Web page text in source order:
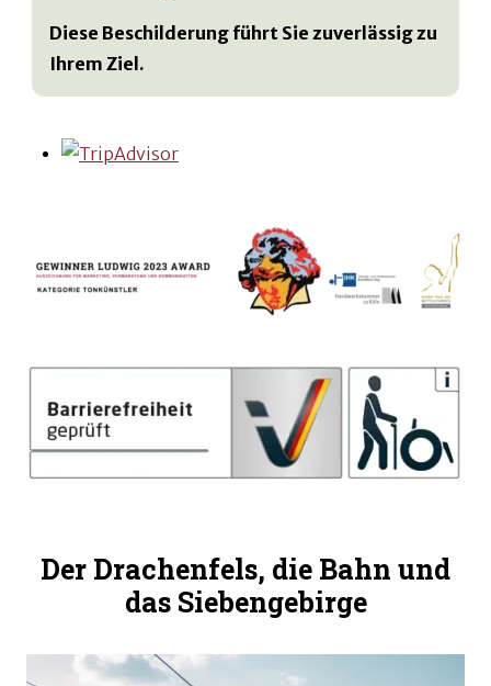
Diese Beschilderung führt Sie zuverlässig zu
Ihrem Ziel.
Der Drachenfels, die Bahn und
das Siebengebirge